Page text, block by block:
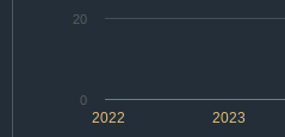
2022 2023
0
20